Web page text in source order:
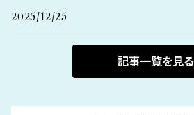
2025/12/25
記事一覧を見る